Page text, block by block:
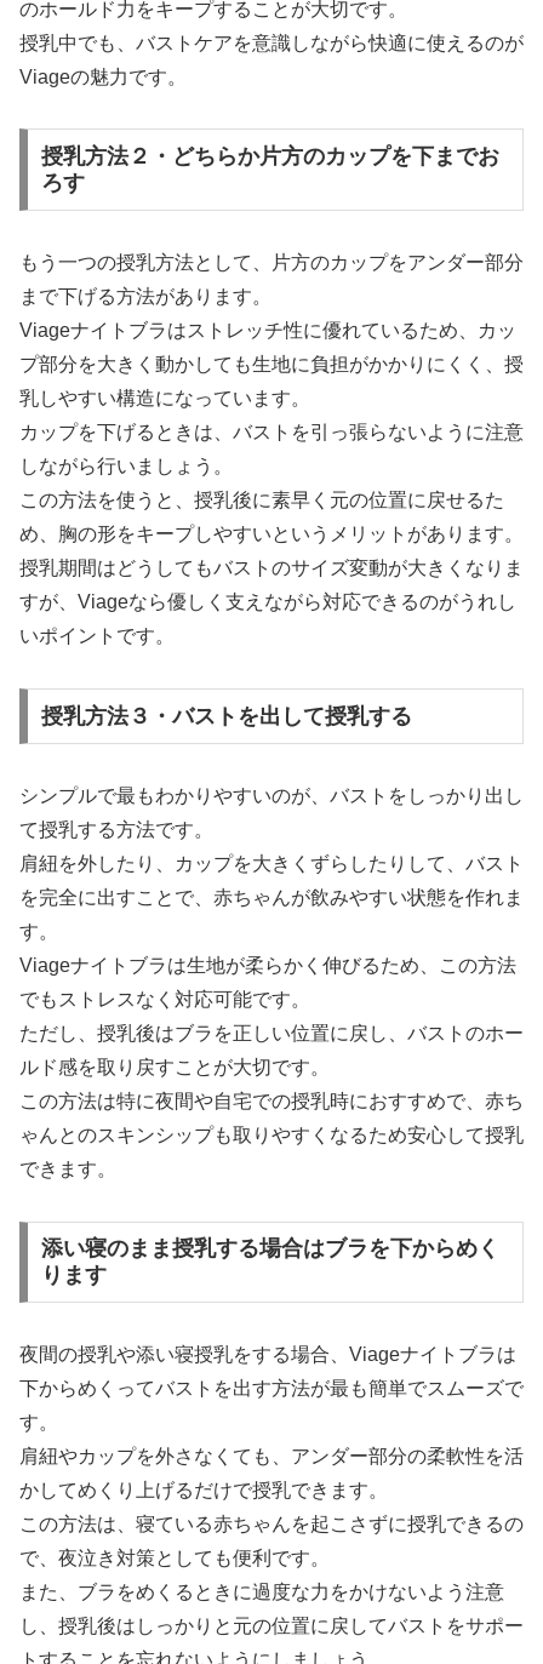
のホールド力をキープすることが大切です。
授乳中でも、バストケアを意識しながら快適に使えるのが
Viageの魅力です。
授乳方法２・どちらか片方のカップを下までお
ろす
もう一つの授乳方法として、片方のカップをアンダー部分
まで下げる方法があります。
Viageナイトブラはストレッチ性に優れているため、カッ
プ部分を大きく動かしても生地に負担がかかりにくく、授
乳しやすい構造になっています。
カップを下げるときは、バストを引っ張らないように注意
しながら行いましょう。
この方法を使うと、授乳後に素早く元の位置に戻せるた
め、胸の形をキープしやすいというメリットがあります。
授乳期間はどうしてもバストのサイズ変動が大きくなりま
すが、Viageなら優しく支えながら対応できるのがうれし
いポイントです。
授乳方法３・バストを出して授乳する
シンプルで最もわかりやすいのが、バストをしっかり出し
て授乳する方法です。
肩紐を外したり、カップを大きくずらしたりして、バスト
を完全に出すことで、赤ちゃんが飲みやすい状態を作れま
す。
Viageナイトブラは生地が柔らかく伸びるため、この方法
でもストレスなく対応可能です。
ただし、授乳後はブラを正しい位置に戻し、バストのホー
ルド感を取り戻すことが大切です。
この方法は特に夜間や自宅での授乳時におすすめで、赤ち
ゃんとのスキンシップも取りやすくなるため安心して授乳
できます。
添い寝のまま授乳する場合はブラを下からめく
ります
夜間の授乳や添い寝授乳をする場合、Viageナイトブラは
下からめくってバストを出す方法が最も簡単でスムーズで
す。
肩紐やカップを外さなくても、アンダー部分の柔軟性を活
かしてめくり上げるだけで授乳できます。
この方法は、寝ている赤ちゃんを起こさずに授乳できるの
で、夜泣き対策としても便利です。
また、ブラをめくるときに過度な力をかけないよう注意
し、授乳後はしっかりと元の位置に戻してバストをサポー